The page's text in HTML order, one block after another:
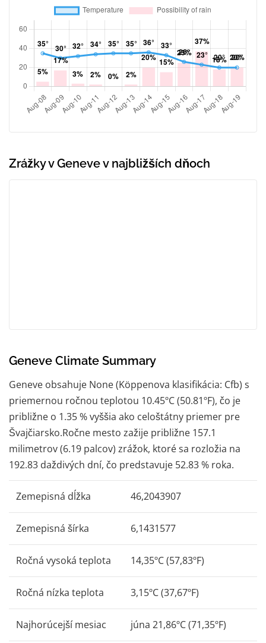
Zrážky v Geneve v najbližších dňoch
Geneve Climate Summary
Geneve obsahuje None (Köppenova klasifikácia: Cfb) s
priemernou ročnou teplotou 10.45ºC (50.81ºF), čo je
približne o 1.35 % vyššia ako celoštátny priemer pre
Švajčiarsko.Ročne mesto zažije približne 157.1
milimetrov (6.19 palcov) zrážok, ktoré sa rozložia na
192.83 daždivých dní, čo predstavuje 52.83 % roka.
Zemepisná dĺžka 46,2043907
Zemepisná šírka 6,1431577
Ročná vysoká teplota 14,35ºC (57,83ºF)
Ročná nízka teplota 3,15ºC (37,67ºF)
Najhorúcejší mesiac júna 21,86ºC (71,35ºF)